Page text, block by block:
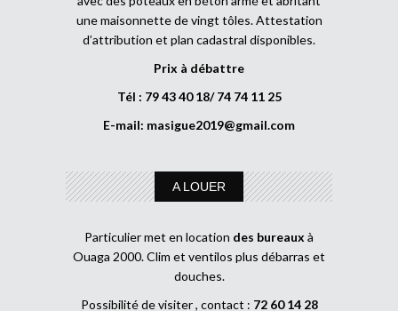
une maisonnette de vingt tôles. Attestation
d’attribution et plan cadastral disponibles.
Prix à débattre
Tél : 79 43 40 18/ 74 74 11 25
E-mail: masigue2019@gmail.com
A LOUER
Particulier met en location des bureaux à
Ouaga 2000. Clim et ventilos plus débarras et
douches.
Possibilité de visiter , contact : 72 60 14 28